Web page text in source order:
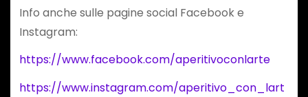
Info anche sulle pagine social Facebook e
Instagram:
https://www.facebook.com/aperitivoconlarte
https://www.instagram.com/aperitivo_con_lart